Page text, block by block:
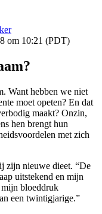
om 10:21 (PDT)
Want hebben we niet
moet opeten? En dat
maakt? Onzin,
hen brengt hun
met zich
zijn nieuwe dieet. “De
uitstekend en mijn
bloeddruk
een twintigjarige.”